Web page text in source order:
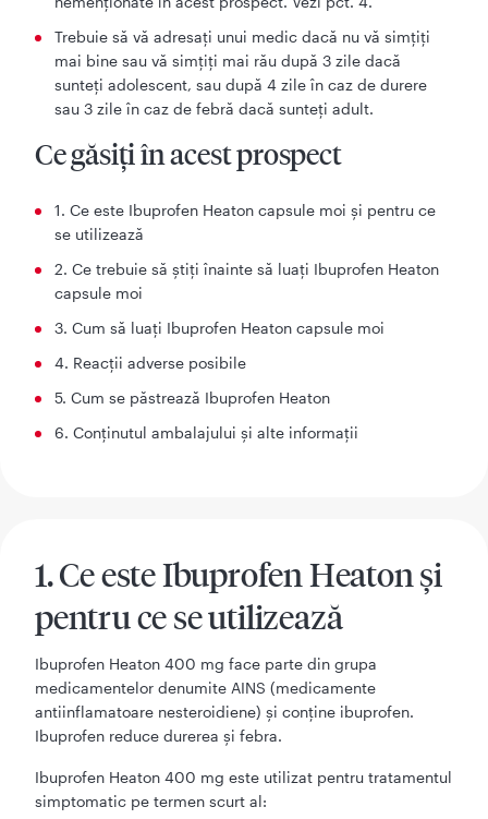
Trebuie să vă adresați unui medic dacă nu vă simțiți
mai bine sau vă simțiți mai rău după 3 zile dacă
sunteți adolescent, sau după 4 zile în caz de durere
sau 3 zile în caz de febră dacă sunteți adult.
Ce găsiți în acest prospect
1. Ce este Ibuprofen Heaton capsule moi și pentru ce
se utilizează
2. Ce trebuie să știți înainte să luați Ibuprofen Heaton
capsule moi
3. Cum să luați Ibuprofen Heaton capsule moi
4. Reacții adverse posibile
5. Cum se păstrează Ibuprofen Heaton
6. Conţinutul ambalajului şi alte informaţii
1. Ce este Ibuprofen Heaton și
pentru ce se utilizează
Ibuprofen Heaton 400 mg face parte din grupa
medicamentelor denumite AINS (medicamente
antiinflamatoare nesteroidiene) și conține ibuprofen.
Ibuprofen reduce durerea și febra.
Ibuprofen Heaton 400 mg este utilizat pentru tratamentul
simptomatic pe termen scurt al: